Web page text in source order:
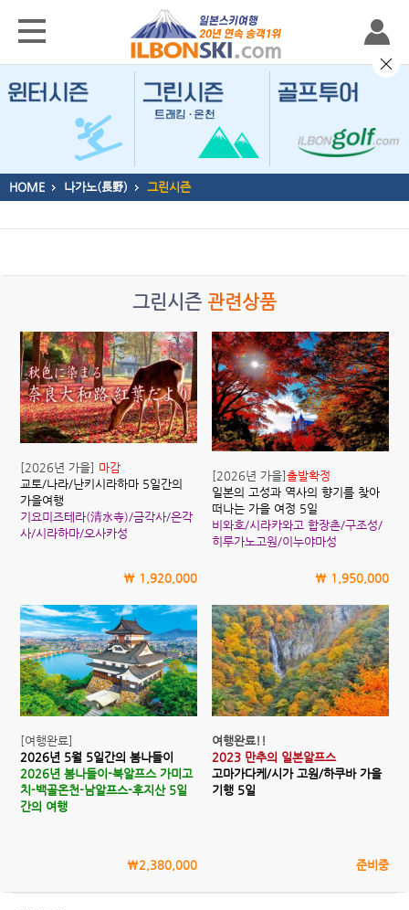
HOME 나가노(長野) 그린시즌
그린시즌 관련상품
[2026년 가을] 마감
교토/나라/난키시라하마 5일간의
가을여행
기요미즈테라(清水寺)/금각사/은각
사/시라하마/오사카성
\ 1,920,000
[2026년 가을]출발확정
일본의 고성과 역사의 향기를 찾아
떠나는 가을 여정 5일
비와호/시라카와고 합장촌/구조성/
히루가노고원/이누야마성
\ 1,950,000
[여행완료]
2026년 5월 5일간의 봄나들이
2026년 봄나들이-북알프스 가미고
치-백골온천-남알프스-후지산 5일
간의 여행
\2,380,000
여행완료!!
2023 만추의 일본알프스
고마가다케/시가 고원/하쿠바 가을
기행 5일
준비중